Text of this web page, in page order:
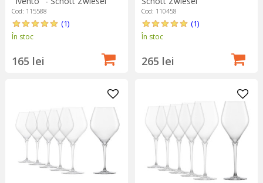
Cod: 115588
(1)
În stoc
165 lei
Cod: 110458
(1)
În stoc
265 lei